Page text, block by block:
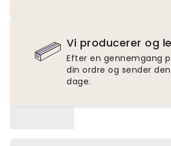
Vi producerer og
Efter en gennemgang
din ordre og sender
dage.